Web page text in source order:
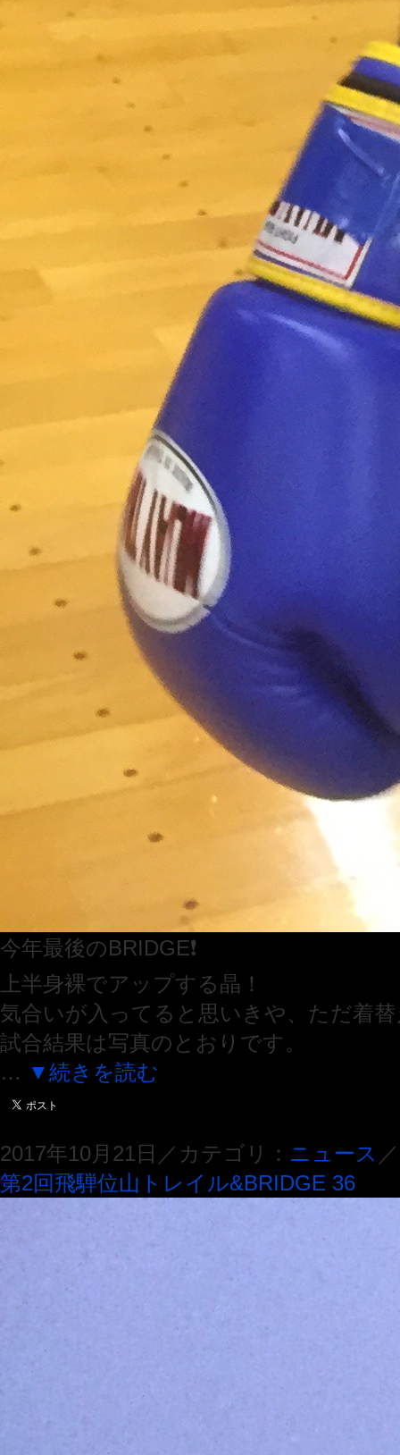
今年最後のBRIDGE❗️
上半身裸でアップする晶！
気合いが入ってると思いきや、ただ着
試合結果は写真のとおりです。
… ▼続きを読む
2017年10月21日／カテゴリ： ニュース ／
第2回飛騨位山トレイル&BRIDGE 36